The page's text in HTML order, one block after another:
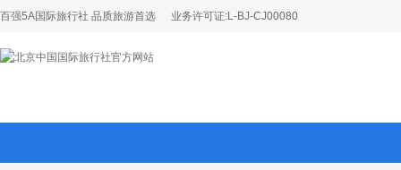
百强5A国际旅行社 品质旅游首选 业务许可证:L-BJ-CJ00080